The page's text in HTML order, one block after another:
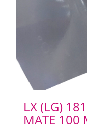
LX (LG)
MATE 100